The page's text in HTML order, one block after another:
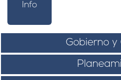
Info
Gobierno y